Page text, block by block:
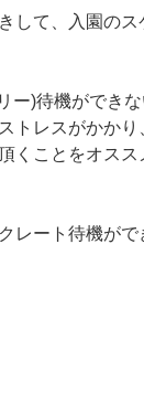
して、入園のス
ー)待機ができ
トレスがかかり
くことをオスス
レート待機がで